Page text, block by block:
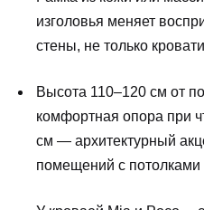
изголовья меняет
стены, не только
Высота 110–120 см от
комфортная опора при
см — архитектурный
помещений с потолками